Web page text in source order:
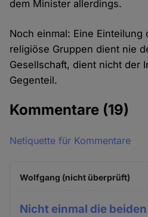
dem Minister allerdings.
Noch einmal: Eine Einteilung
religiöse Gruppen dient nie
Gesellschaft, dient nicht der
Gegenteil.
Kommentare (19)
Netiquette für Kommentare
Wolfgang (nicht überprüft)
Nicht einmal die beiden